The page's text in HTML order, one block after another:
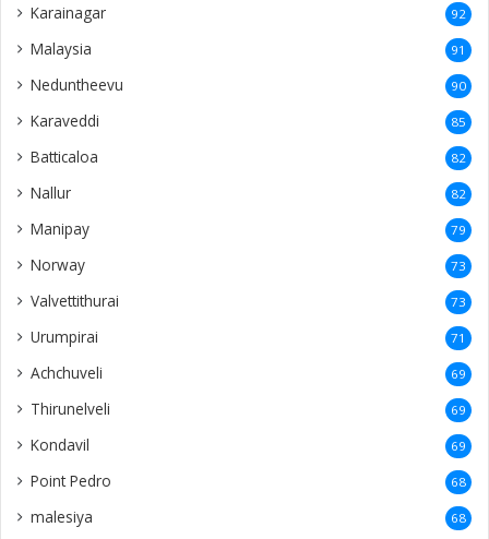
Karainagar 92
Malaysia 91
Neduntheevu 90
Karaveddi 85
Batticaloa 82
Nallur 82
Manipay 79
Norway 73
Valvettithurai 73
Urumpirai 71
Achchuveli 69
Thirunelveli 69
Kondavil 69
Point Pedro 68
malesiya 68